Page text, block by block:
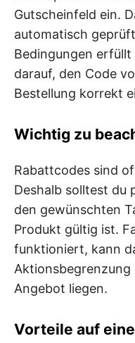
Gutscheinfeld ein.
automatisch
Bedingungen
darauf, den Code
Bestellung korrekt
Wichtig zu
Rabattcodes sind
Deshalb solltest du
den gewünschten
Produkt gültig ist.
funktioniert, kann
Aktionsbegrenzung
Angebot liegen.
Vorteile auf